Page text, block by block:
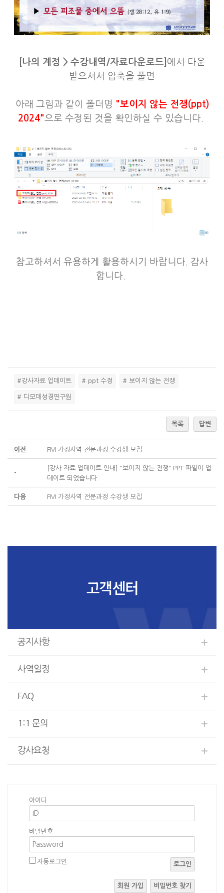
[나의 계정 > 수강내역/자료다운로드] 에서 다운
받으셔서 압축을 풀면
아래 그림과 같이 폴더명 "보이지 않는 전쟁(ppt)
2024"으로 수정된 것을 확인하실 수 있습니다.
참고하셔서 유용하게 활용하시기 바랍니다. 감사
합니다.
#강사자료 업데이트 # ppt 수정 # 보이지 않는 전쟁
# 디모데성경연구원
목록 답변
이전 FM 가정사역 전문과정 수강생 모집
-
[강사 자료 업데이트 안내] "보이지 않는 전쟁" PPT 파일이 업
데이트 되었습니다.
다음 FM 가정사역 전문과정 수강생 모집
고객센터
공지사항
사역일정
FAQ
1:1 문의
강사요청
아이디
비밀번호
자동로그인 로그인
회원 가입 비밀번호 찾기